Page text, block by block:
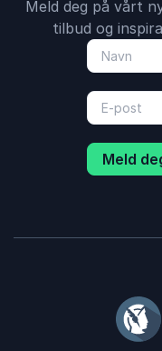
Meld deg på vårt
tilbud og
Meld